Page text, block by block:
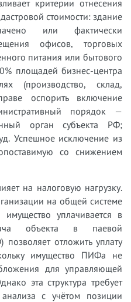
критерии отнесения
стоимости: здание
или фактически
офисов, торговых
питания или бытового
площадей бизнес-центра
(производство, склад,
оспорить включение
порядок —
орган субъекта РФ;
Успешное исключение из
со снижением
на налоговую нагрузку.
на общей системе
уплачивается в
объекта в паевой
отложить уплату
имущество ПИФа не
для управляющей
эта структура требует
с учётом позиции